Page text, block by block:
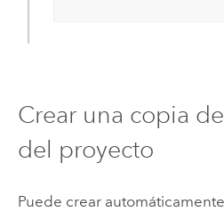
Crear una copia
del proyecto
Puede crear